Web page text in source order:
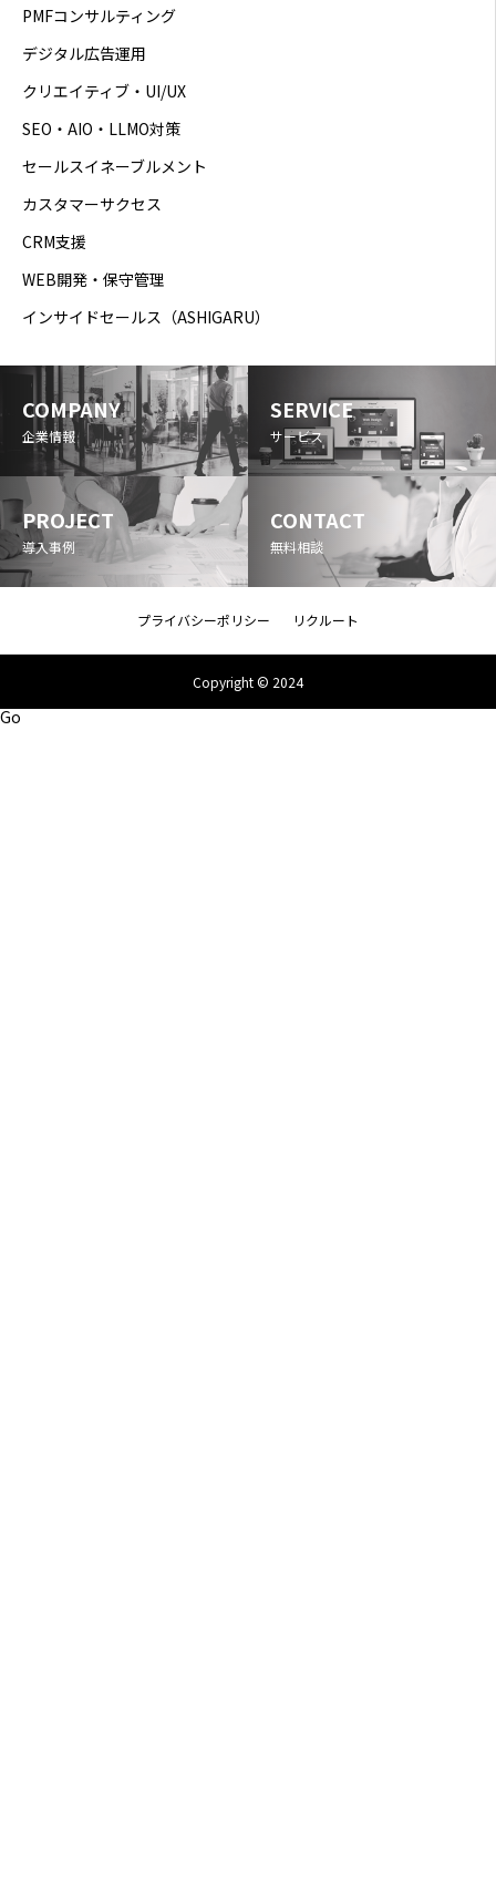
PMFコンサルティング
デジタル広告運用
クリエイティブ・UI/UX
SEO・AIO・LLMO対策
セールスイネーブルメント
カスタマーサクセス
CRM支援
WEB開発・保守管理
インサイドセールス（ASHIGARU）
COMPANY
企業情報
SERVICE
サービス
PROJECT
導入事例
CONTACT
無料相談
プライバシーポリシー リクルート
Copyright © 2024
Go